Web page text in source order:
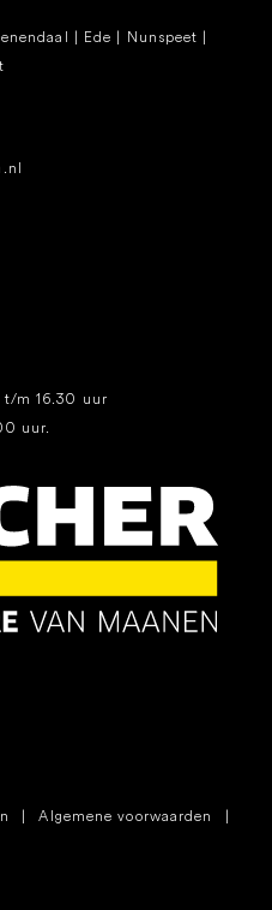
| Ede | Nunspeet |
m 16.30 uur
uur.
| Algemene voorwaarden
|